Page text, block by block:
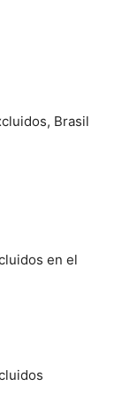
Brasil
en el